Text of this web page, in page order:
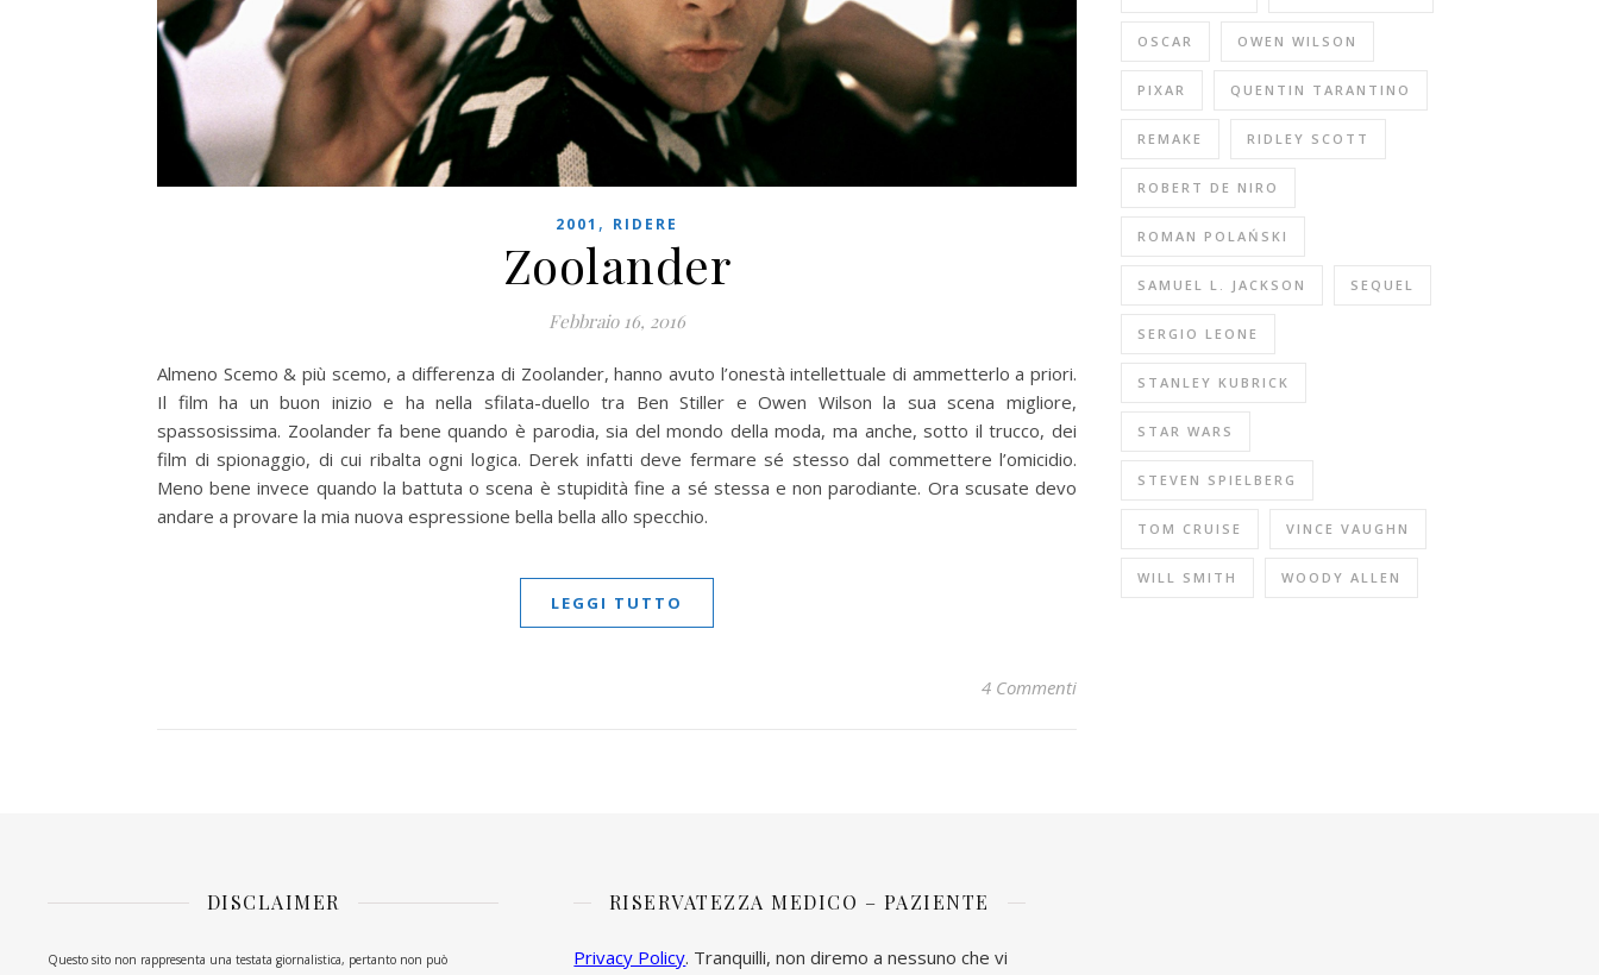
2001 , RIDERE
Zoolander
Febbraio 16, 2016
Almeno Scemo & più scemo, a differenza di Zoolander, hanno avuto l’onestà intellettuale di ammetterlo a priori.
Il film ha un buon inizio e ha nella sfilata-duello tra Ben Stiller e Owen Wilson la sua scena migliore,
spassosissima. Zoolander fa bene quando è parodia, sia del mondo della moda, ma anche, sotto il trucco, dei
film di spionaggio, di cui ribalta ogni logica. Derek infatti deve fermare sé stesso dal commettere l’omicidio.
Meno bene invece quando la battuta o scena è stupidità fine a sé stessa e non parodiante. Ora scusate devo
andare a provare la mia nuova espressione bella bella allo specchio.
LEGGI TUTTO
4 Commenti
OSCAR OWEN WILSON
PIXAR QUENTIN TARANTINO
REMAKE RIDLEY SCOTT
ROBERT DE NIRO
ROMAN POLAŃSKI
SAMUEL L. JACKSON SEQUEL
SERGIO LEONE
STANLEY KUBRICK
STAR WARS
STEVEN SPIELBERG
TOM CRUISE VINCE VAUGHN
WILL SMITH WOODY ALLEN
DISCLAIMER
Questo sito non rappresenta una testata giornalistica, pertanto non può
RISERVATEZZA MEDICO – PAZIENTE
Privacy Policy. Tranquilli, non diremo a nessuno che vi